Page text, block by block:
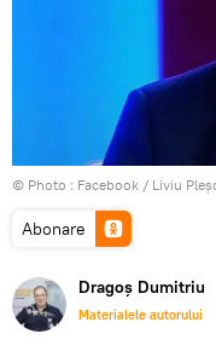
© Photo : Facebook / Liviu
Abonare
Dragoș Dumitriu
Materialele autorului